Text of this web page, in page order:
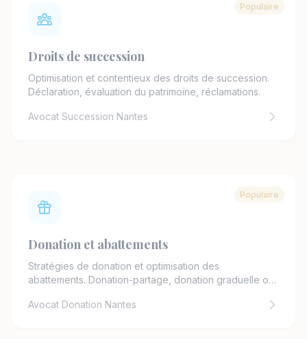
Populaire
Droits de succession
Optimisation et contentieux des droits de succession.
Déclaration, évaluation du patrimoine, réclamations.
Avocat Succession Nantes
Populaire
Donation et abattements
Stratégies de donation et optimisation des
abattements. Donation-partage, donation graduelle ou
Avocat Donation Nantes